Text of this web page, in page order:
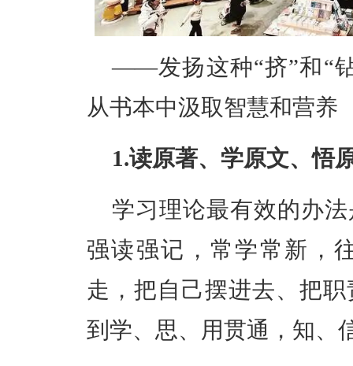
——发扬这种“挤”和“
从书本中汲取智慧和营养
1.读原著、学原文、悟
学习理论最有效的办法
强读强记，常学常新，
走，把自己摆进去、把
到学、思、用贯通，知、